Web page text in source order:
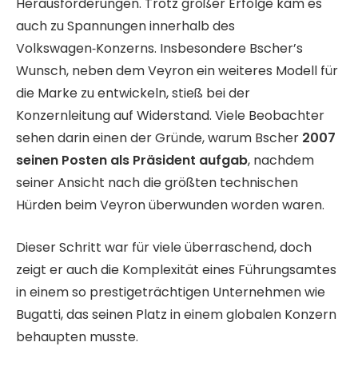
Herausforderungen. Trotz großer Erfolge kam es
auch zu Spannungen innerhalb des
Volkswagen‑Konzerns. Insbesondere Bscher’s
Wunsch, neben dem Veyron ein weiteres Modell für
die Marke zu entwickeln, stieß bei der
Konzernleitung auf Widerstand. Viele Beobachter
sehen darin einen der Gründe, warum Bscher 2007
seinen Posten als Präsident aufgab, nachdem
seiner Ansicht nach die größten technischen
Hürden beim Veyron überwunden worden waren.
Dieser Schritt war für viele überraschend, doch
zeigt er auch die Komplexität eines Führungsamtes
in einem so prestigeträchtigen Unternehmen wie
Bugatti, das seinen Platz in einem globalen Konzern
behaupten musste.